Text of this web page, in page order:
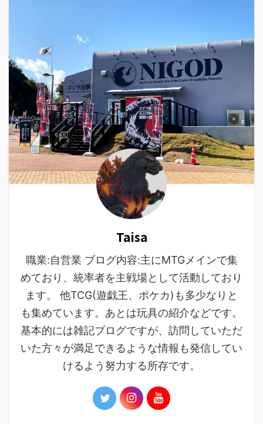
Taisa
職業:自営業 ブログ内容:主にMTGメインで集
めており、統率者を主戦場として活動しており
ます。 他TCG(遊戯王、ポケカ)も多少なりと
も集めています。あとは玩具の紹介などです。
基本的には雑記ブログですが、訪問していただ
いた方々が満足できるような情報も発信してい
けるよう努力する所存です。